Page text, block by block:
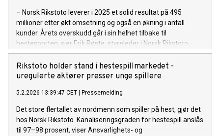
– Norsk Rikstoto leverer i 2025 et solid resultat på 495
millioner etter økt omsetning og også en økning i antall
kunder. Årets overskudd går i sin helhet tilbake til
hestesporten, sier Erik Røste, styreleder i Norsk Rikstoto.
Rikstoto holder stand i hestespillmarkedet -
uregulerte aktører presser unge spillere
5.2.2026 13:39:47 CET Pressemelding
Det store flertallet av nordmenn som spiller på hest, gjør det
hos Norsk Rikstoto. Kanaliseringsgraden for hestespill anslås
til 97–98 prosent, viser Ansvarlighets- og